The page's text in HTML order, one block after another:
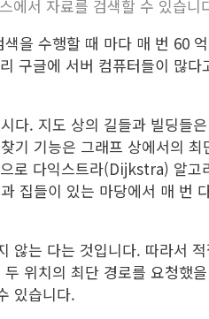
에서 자료를 검색할 수 있습니
을 수행할 때 마다 매 번 60
구글에 서버 컴퓨터들이 많다
다. 지도 상의 길들과 빌딩들
기 기능은 그래프 상에서의
로 다익스트라(Dijkstra) 알고
집들이 있는 마당에서 매 번
않는 다는 것입니다. 따라서
위치의 최단 경로를 요청했
있습니다.